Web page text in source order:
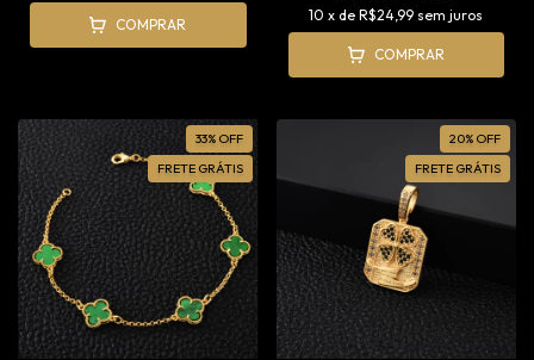
COMPRAR
10 x deR$24,99 sem juros
COMPRAR
33% OFF
FRETE GRÁTIS
20% OFF
FRETE GRÁTIS